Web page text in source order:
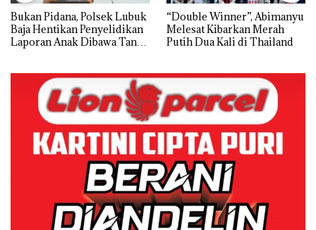
Bukan Pidana, Polsek Lubuk
Baja Hentikan Penyelidikan
Laporan Anak Dibawa Tanpa
“Double Winner”, Abimanyu
Melesat Kibarkan Merah
Putih Dua Kali di Thailand